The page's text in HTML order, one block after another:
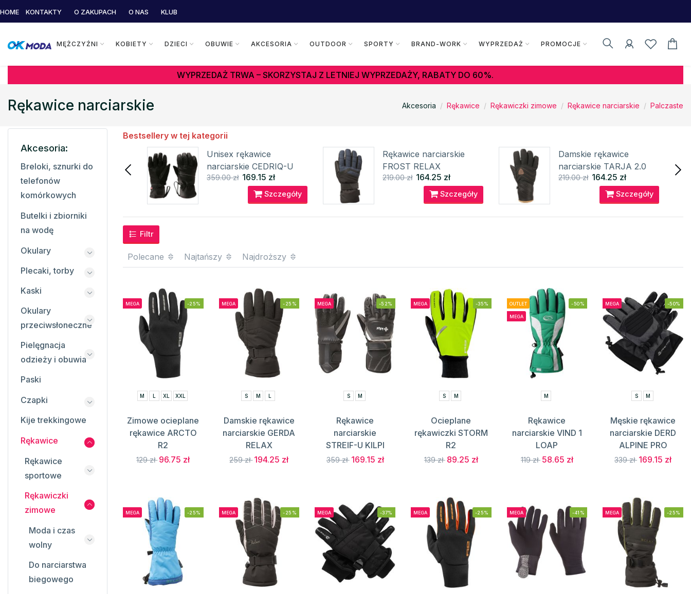
HOME KONTAKTY O ZAKUPACH O NAS KLUB
MĘŻCZYŹNI KOBIETY DZIECI OBUWIE AKCESORIA OUTDOOR SPORTY BRAND-WORK WYPRZEDAŻ PROMOCJE
WYPRZEDAŻ TRWA – SKORZYSTAJ Z LETNIEJ WYPRZEDAŻY, RABATY DO 60%.
Rękawice narciarskie Akcesoria Rękawice Rękawiczki zimowe Rękawice narciarskie Palczaste
Bestsellery w tej kategorii
Damskie rękawice
narciarskie GERDA
RELAX
259.00 zł
Unisex rękawice
narciarskie CEDRIQ-U
KILPI
359.00 zł 169.15 zł
Szczegóły
Rękawice narciarskie
FROST RELAX
219.00 zł 164.25 zł
Szczegóły
Damskie rękawice
narciarskie TARJA 2.0
RELAX
219.00 zł 164.25 zł
Szczegóły
Filtr
Polecane Najtańszy Najdroższy
MEGA -25%
M XL XXL
Zimowe ocieplane
rękawice ARCTO
R2
129 zł 96.75 zł
MEGA -25%
S M
Damskie rękawice
narciarskie GERDA
RELAX
259 zł 194.25 zł
MEGA -52%
S M
Rękawice
narciarskie
STREIF-U KILPI
359 zł 169.15 zł
MEGA -35%
S M
Ocieplane
rękawiczki STORM
R2
139 zł 89.25 zł
OUTLET
MEGA
-50%
M
Rękawice
narciarskie VIND 1
LOAP
119 zł 58.65 zł
MEGA -50%
S M
Męskie rękawice
narciarskie DERD
ALPINE PRO
339 zł 169.15 zł
MEGA -25% MEGA -25% MEGA -37% MEGA -25% MEGA -41% MEGA -25%
Akcesoria:
Breloki, sznurki do
telefonów
komórkowych
Butelki i zbiorniki
na wodę
Okulary
Plecaki, torby
Kaski
Okulary
przeciwsłoneczne
Pielęgnacja
odzieży i obuwia
Paski
Czapki
Kije trekkingowe
Rękawice
Rękawice
sportowe
Rękawiczki
zimowe
Moda i czas
wolny
Do narciarstwa
biegowego